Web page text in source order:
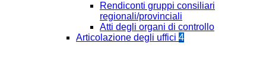
Rendiconti gruppi consiliari
regionali/provinciali
Atti degli organi di controllo
Articolazione degli uffici 4